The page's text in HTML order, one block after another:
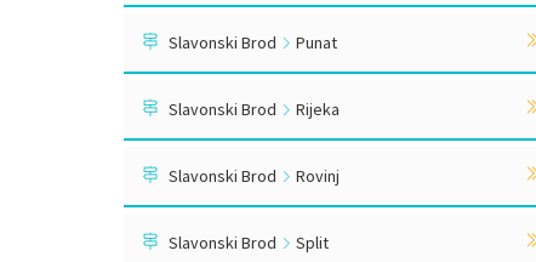
Slavonski Brod Punat
Slavonski Brod Rijeka
Slavonski Brod Rovinj
Slavonski Brod Split